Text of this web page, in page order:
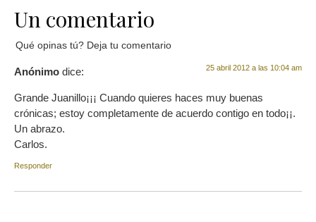
Qué opinas tú? Deja tu comentario
Un comentario
Anónimo dice: 25 abril 2012 a las 10:04 am
Grande Juanillo¡¡¡ Cuando quieres haces muy buenas
crónicas; estoy completamente de acuerdo contigo en todo¡¡.
Un abrazo.
Carlos.
Responder